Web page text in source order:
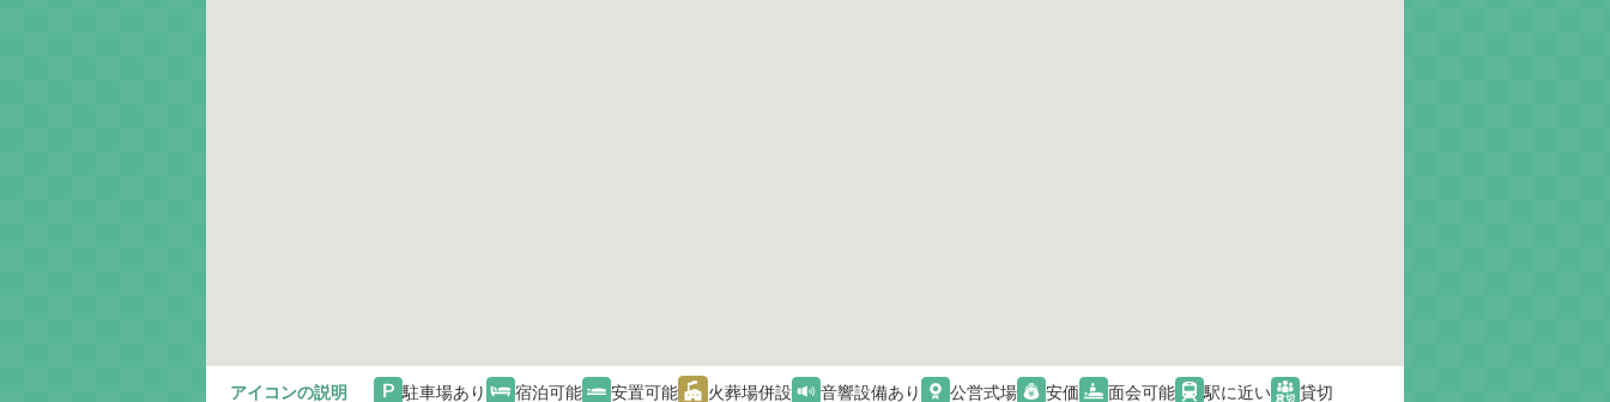
アイコンの説明 駐車場あり 宿泊可能 安置可能 火葬場併設 音響設備あり 公営式場 安価 面会可能 駅に近い 貸切